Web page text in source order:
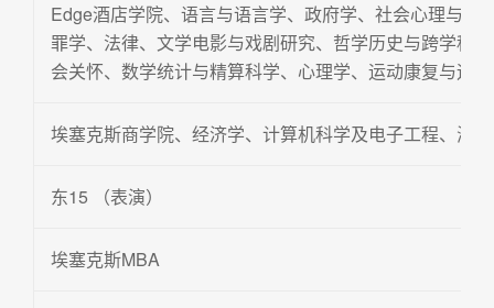
Edge酒店学院、语言与语言学、政府学、社会心理与精
罪学、法律、文学电影与戏剧研究、哲学历史与跨学科
会关怀、数学统计与精算科学、心理学、运动康复与运
埃塞克斯商学院、经济学、计算机科学及电子工程、海
东15 （表演）
埃塞克斯MBA